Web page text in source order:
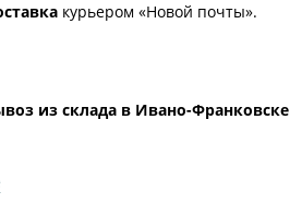
курьером «Новой почты».
из склада в Ивано-Франковске